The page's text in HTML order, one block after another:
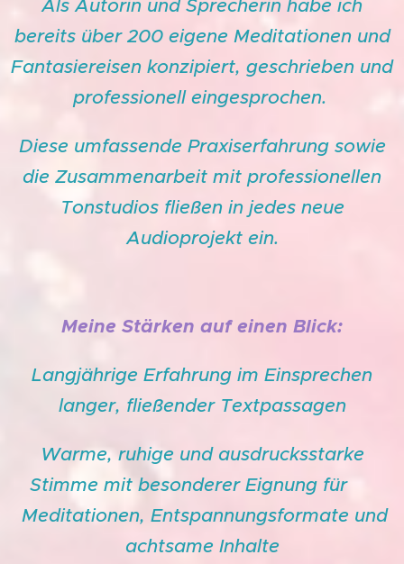
Als Autorin und Sprecherin habe ich
bereits über 200 eigene Meditationen und
Fantasiereisen konzipiert, geschrieben und
professionell eingesprochen.
Diese umfassende Praxiserfahrung sowie
die Zusammenarbeit mit professionellen
Tonstudios fließen in jedes neue
Audioprojekt ein.
Meine Stärken auf einen Blick:
Langjährige Erfahrung im Einsprechen
langer, fließender Textpassagen
Warme, ruhige und ausdrucksstarke
Stimme mit besonderer Eignung für
Meditationen, Entspannungsformate und
achtsame Inhalte